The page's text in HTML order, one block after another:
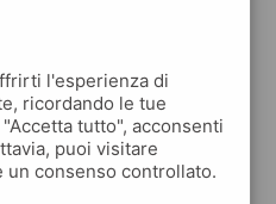
l'esperienza di
ricordando le tue
tutto", acconsenti
puoi visitare
consenso controllato.